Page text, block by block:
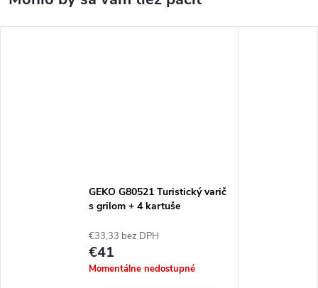
GEKO G80521 Turistický varič
s grilom + 4 kartuše
€33,33 bez DPH
€41
Momentálne nedostupné